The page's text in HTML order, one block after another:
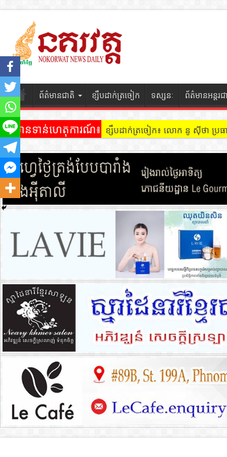
ព័ត៌មានជាតិ ខ្សឹបដាក់ត្រចៀក ទស្សនៈ ព័ត៌មានអន្តរជ
ព័ត៌មានទាន់ហេតុការណ៍៖ ខ្សឹបដាក់ត្រចៀក ៖ អគារ Sky 31